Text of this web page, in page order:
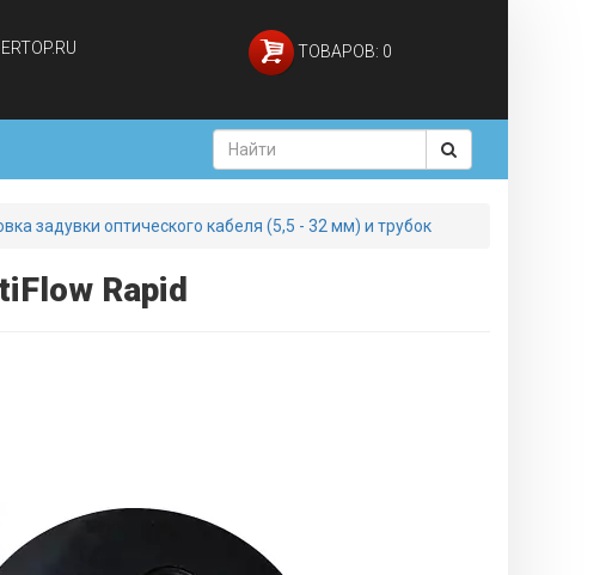
ТОВАРОВ: 0
задувки оптического кабеля (5,5 - 32 мм) и трубок
Rapid